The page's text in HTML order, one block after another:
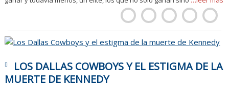
LOS DALLAS COWBOYS Y EL ESTIGMA DE LA
MUERTE DE KENNEDY